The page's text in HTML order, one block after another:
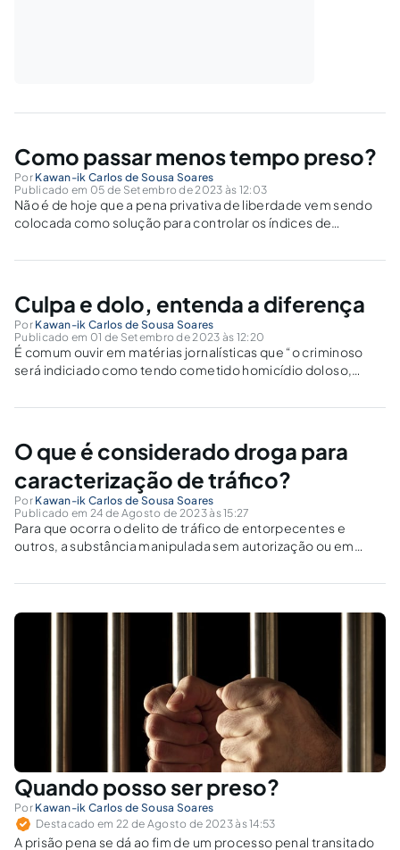
Como passar menos tempo preso?
Por Kawan-ik Carlos de Sousa Soares
Publicado em 05 de Setembro de 2023 às 12:03
Não é de hoje que a pena privativa de liberdade vem sendo
colocada como solução para controlar os índices de
sensacionalismo midiático sobre os casos penais, em que o
Culpa e dolo, entenda a diferença
Por Kawan-ik Carlos de Sousa Soares
Publicado em 01 de Setembro de 2023 às 12:20
É comum ouvir em matérias jornalísticas que “o criminoso
será indiciado como tendo cometido homicídio doloso,
simples assim? E se for isso mesmo, seria o homicídio
O que é considerado droga para
caracterização de tráfico?
Por Kawan-ik Carlos de Sousa Soares
Publicado em 24 de Agosto de 2023 às 15:27
Para que ocorra o delito de tráfico de entorpecentes e
outros, a substância manipulada sem autorização ou em
Executivo.
Quando posso ser preso?
Por Kawan-ik Carlos de Sousa Soares
Destacado em 22 de Agosto de 2023 às 14:53
A prisão pena se dá ao fim de um processo penal transitado